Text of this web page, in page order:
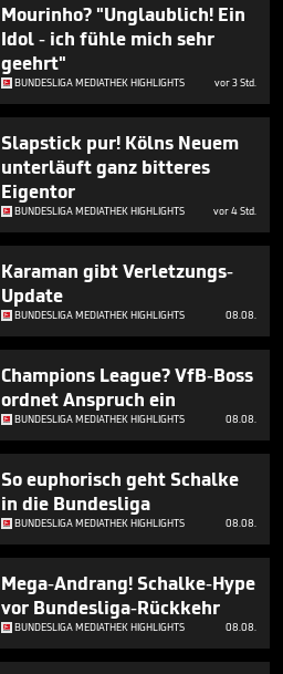
Mourinho? "Unglaublich! Ein
Idol - ich fühle mich sehr
geehrt"
BUNDESLIGA MEDIATHEK HIGHLIGHTS vor 3 Std.
Slapstick pur! Kölns Neuem
unterläuft ganz bitteres
Eigentor
BUNDESLIGA MEDIATHEK HIGHLIGHTS vor 4 Std.
Karaman gibt Verletzungs-
Update
BUNDESLIGA MEDIATHEK HIGHLIGHTS 08.08.
Champions League? VfB-Boss
ordnet Anspruch ein
BUNDESLIGA MEDIATHEK HIGHLIGHTS 08.08.
So euphorisch geht Schalke
in die Bundesliga
BUNDESLIGA MEDIATHEK HIGHLIGHTS 08.08.
Mega-Andrang! Schalke-Hype
vor Bundesliga-Rückkehr
BUNDESLIGA MEDIATHEK HIGHLIGHTS 08.08.